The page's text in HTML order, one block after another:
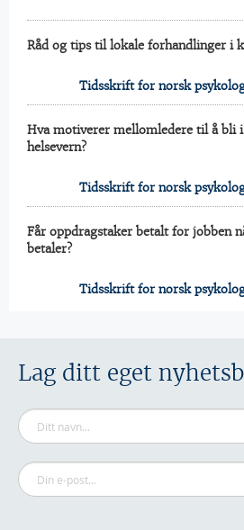
Råd og tips til lokale forhandlinger i
Tidsskrift for norsk
Hva motiverer mellomledere til å bli
helsevern?
Tidsskrift for norsk
Får oppdragstaker betalt for jobben
betaler?
Tidsskrift for norsk
Lag ditt eget